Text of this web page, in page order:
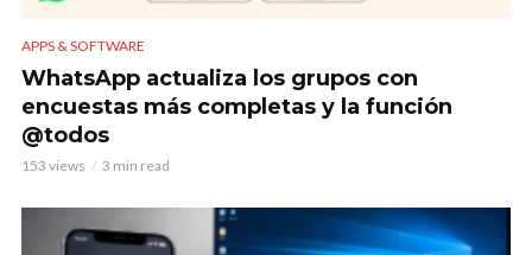
APPS & SOFTWARE
WhatsApp actualiza los grupos con
encuestas más completas y la función
@todos
153 views 3 min read